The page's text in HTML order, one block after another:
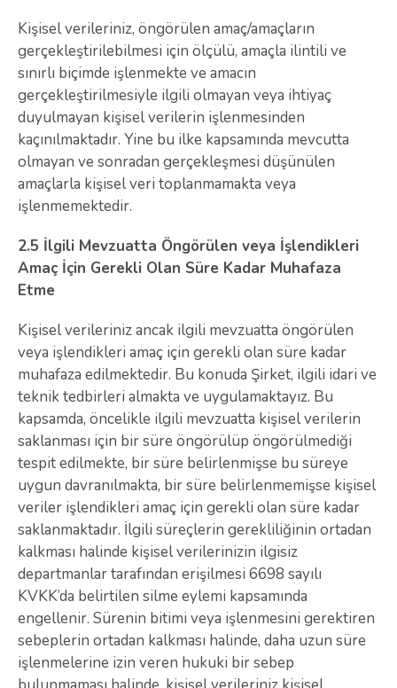
Kişisel verileriniz, öngörülen amaç/amaçların
gerçekleştirilebilmesi için ölçülü, amaçla ilintili ve
sınırlı biçimde işlenmekte ve amacın
gerçekleştirilmesiyle ilgili olmayan veya ihtiyaç
duyulmayan kişisel verilerin işlenmesinden
kaçınılmaktadır. Yine bu ilke kapsamında mevcutta
olmayan ve sonradan gerçekleşmesi düşünülen
amaçlarla kişisel veri toplanmamakta veya
işlenmemektedir.
2.5 İlgili Mevzuatta Öngörülen veya İşlendikleri
Amaç İçin Gerekli Olan Süre Kadar Muhafaza
Etme
Kişisel verileriniz ancak ilgili mevzuatta öngörülen
veya işlendikleri amaç için gerekli olan süre kadar
muhafaza edilmektedir. Bu konuda Şirket, ilgili idari ve
teknik tedbirleri almakta ve uygulamaktayız. Bu
kapsamda, öncelikle ilgili mevzuatta kişisel verilerin
saklanması için bir süre öngörülüp öngörülmediği
tespit edilmekte, bir süre belirlenmişse bu süreye
uygun davranılmakta, bir süre belirlenmemişse kişisel
veriler işlendikleri amaç için gerekli olan süre kadar
saklanmaktadır. İlgili süreçlerin gerekliliğinin ortadan
kalkması halinde kişisel verilerinizin ilgisiz
departmanlar tarafından erişilmesi 6698 sayılı
KVKK’da belirtilen silme eylemi kapsamında
engellenir. Sürenin bitimi veya işlenmesini gerektiren
sebeplerin ortadan kalkması halinde, daha uzun süre
işlenmelerine izin veren hukuki bir sebep